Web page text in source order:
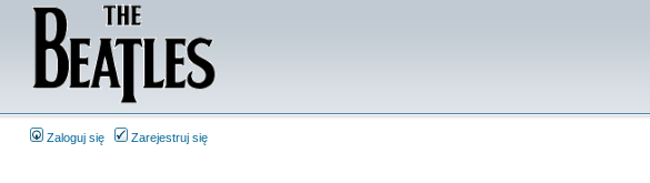
Zaloguj się Zarejestruj się